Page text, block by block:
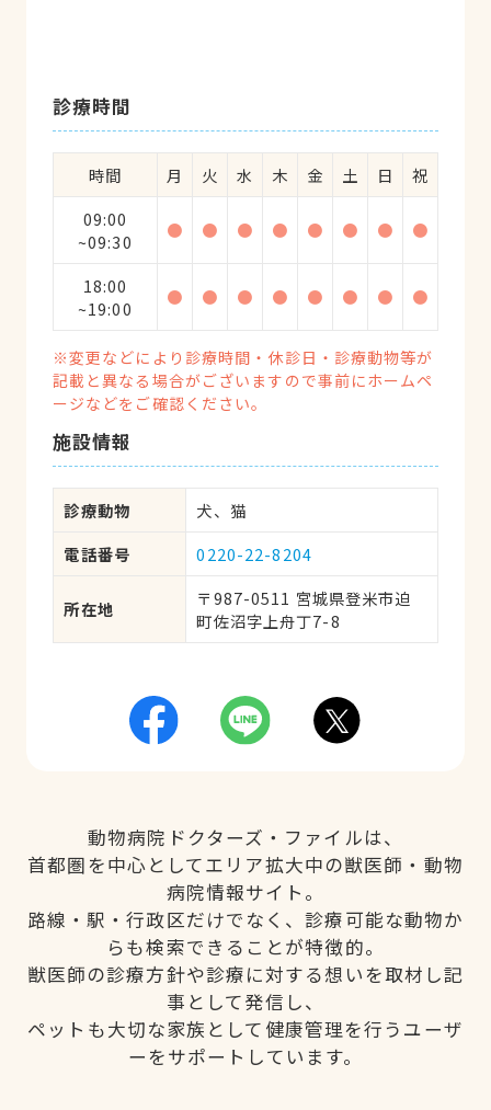
診療時間
時間 月 火 水 木 金 土 日
祝
09:00
~09:30
● ● ● ● ● ● ● ●
18:00
~19:00
● ● ● ● ● ● ● ●
※変更などにより診療時間・休診日・診療動物等が
記載と異なる場合がございますので事前にホームペ
ージなどをご確認ください。
施設情報
診療動物
犬、猫
電話番号
0220-22-8204
所在地
〒987-0511 宮城県登米市迫
町佐沼字上舟丁7-8
動物病院ドクターズ・ファイルは、
首都圏を中心としてエリア拡大中の獣医師・動物
病院情報サイト。
路線・駅・行政区だけでなく、診療可能な動物か
らも検索できることが特徴的。
獣医師の診療方針や診療に対する想いを取材し記
事として発信し、
ペットも大切な家族として健康管理を行うユーザ
ーをサポートしています。